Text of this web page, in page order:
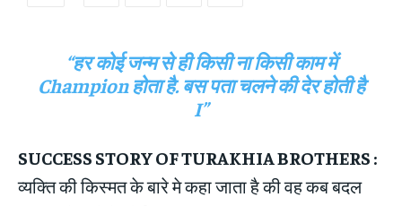
“हर कोई जन्म से ही किसी ना किसी काम में
Champion होता है. बस पता चलने की देर होती है
I”
SUCCESS STORY OF TURAKHIA BROTHERS :
व्यक्ति की किस्मत के बारे मे कहा जाता है की वह कब बदल